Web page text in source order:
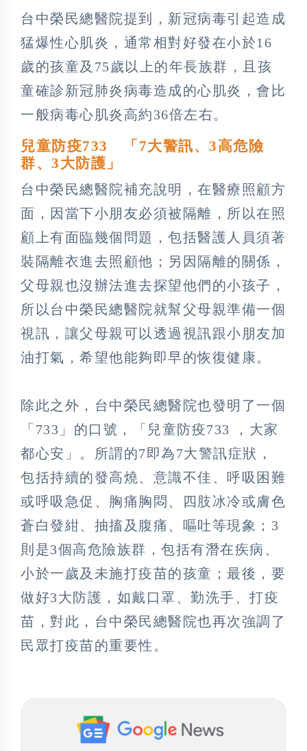
台中榮民總醫院提到，新冠病毒引起造成
猛爆性心肌炎，通常相對好發在小於16
歲的孩童及75歲以上的年長族群，且孩
童確診新冠肺炎病毒造成的心肌炎，會比
一般病毒心肌炎高約36倍左右。
兒童防疫733 「7大警訊、3高危險
群、3大防護」
台中榮民總醫院補充說明，在醫療照顧方
面，因當下小朋友必須被隔離，所以在照
顧上有面臨幾個問題，包括醫護人員須著
裝隔離衣進去照顧他；另因隔離的關係，
父母親也沒辦法進去探望他們的小孩子，
所以台中榮民總醫院就幫父母親準備一個
視訊，讓父母親可以透過視訊跟小朋友加
油打氣，希望他能夠即早的恢復健康。
除此之外，台中榮民總醫院也發明了一個
「733」的口號，「兒童防疫733 ，大家
都心安」。所謂的7即為7大警訊症狀，
包括持續的發高燒、意識不佳、呼吸困難
或呼吸急促、胸痛胸悶、四肢冰冷或膚色
蒼白發紺、抽搐及腹痛、嘔吐等現象；3
則是3個高危險族群，包括有潛在疾病、
小於一歲及未施打疫苗的孩童；最後，要
做好3大防護，如戴口罩、勤洗手、打疫
苗，對此，台中榮民總醫院也再次強調了
民眾打疫苗的重要性。